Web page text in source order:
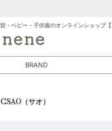
・ベビー・子供服のオンラインショップ
BRAND
CSAO（サオ）